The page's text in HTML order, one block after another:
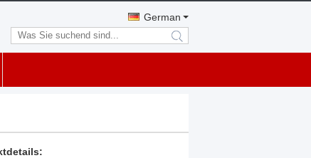
German
search